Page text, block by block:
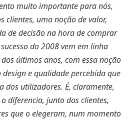
muito importante para nós,
clientes, uma noção de valor,
de decisão na hora de comprar
do 2008 vem em linha
dos últimos anos, com essa noção
e qualidade percebida que
dos utilizadores. É, claramente,
diferencia, junto dos clientes,
que o elegeram, num momento